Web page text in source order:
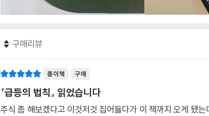
구매리뷰
종이책 구매
『급등의 법칙』 읽었습니다
주식 좀 해보겠다고 이것저것 집어들다가 이 책까지 오게 됐